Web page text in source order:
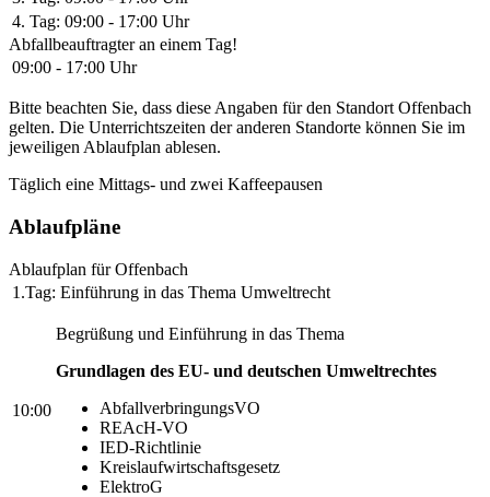
4. Tag: 09:00 - 17:00 Uhr
Abfallbeauftragter an einem Tag!
09:00 - 17:00 Uhr
Bitte beachten Sie, dass diese Angaben für den Standort Offenbach
gelten. Die Unterrichtszeiten der anderen Standorte können Sie im
jeweiligen Ablaufplan ablesen.
Täglich eine Mittags- und zwei Kaffeepausen
Ablaufpläne
Ablaufplan für Offenbach
1.Tag: Einführung in das Thema Umweltrecht
10:00
Begrüßung und Einführung in das Thema
Grundlagen des EU- und deutschen Umweltrechtes
AbfallverbringungsVO
REAcH-VO
IED-Richtlinie
Kreislaufwirtschaftsgesetz
ElektroG